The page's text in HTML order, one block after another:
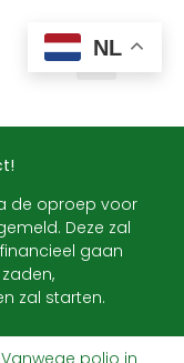
de oproep voor
Deze zal
gaan
zal starten.
NL